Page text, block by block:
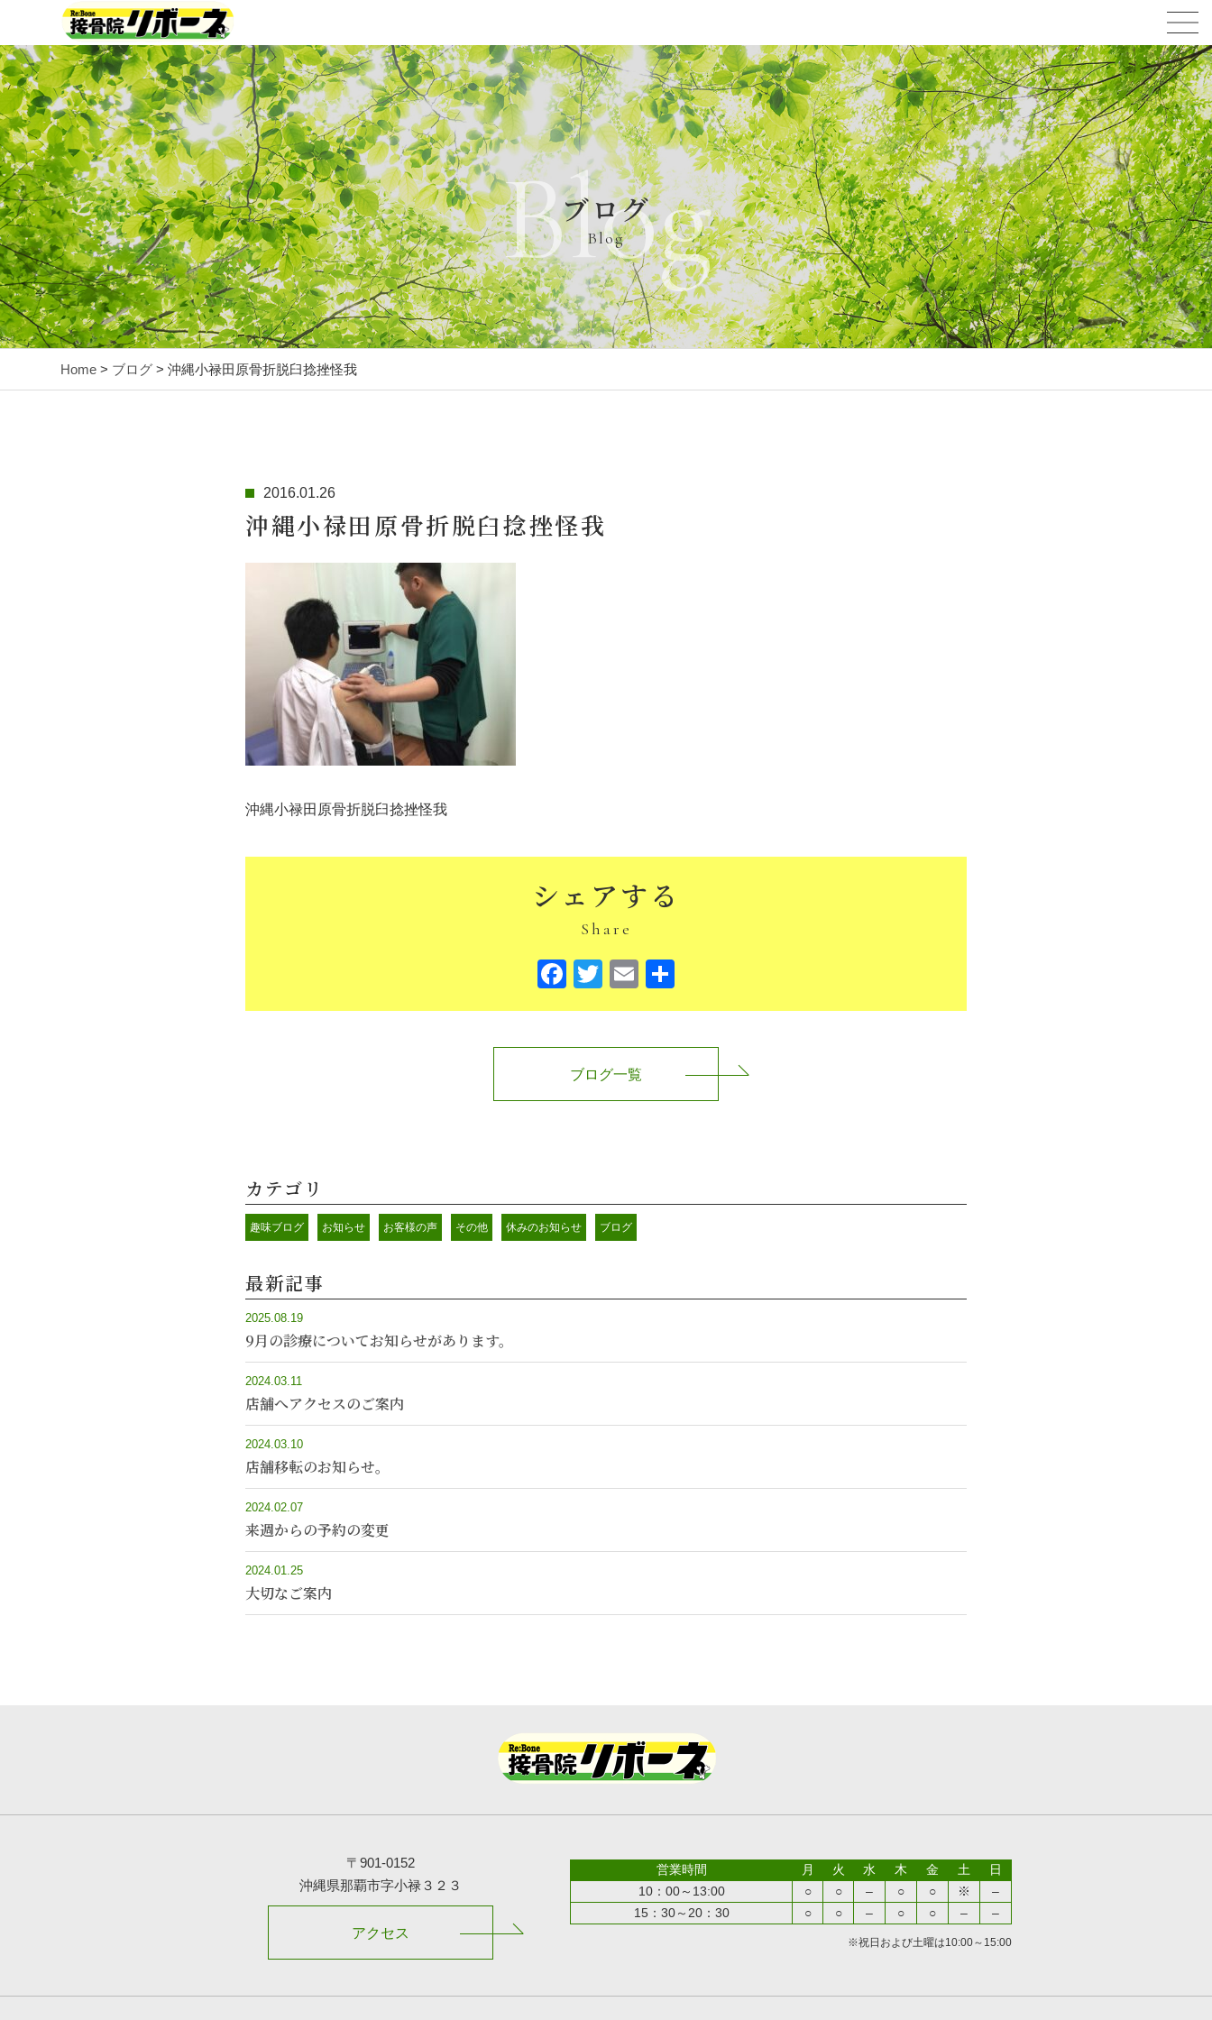
ブログ
Blog
Blog
Home > ブログ > 沖縄小禄田原骨折脱臼捻挫怪我
2016.01.26
沖縄小禄田原骨折脱臼捻挫怪我
沖縄小禄田原骨折脱臼捻挫怪我
シェアする
Share
Facebook
TwitterEmail
有
ブログ一覧
カテゴリ
趣味ブログ お知らせ お客様の声 その他 休みのお知らせ ブログ
最新記事
2025.08.19
9月の診療についてお知らせがあります。
2024.03.11
店舗へアクセスのご案内
2024.03.10
店舗移転のお知らせ。
2024.02.07
来週からの予約の変更
2024.01.25
大切なご案内
〒901-0152
沖縄県那覇市字小禄３２３
アクセス
営業時間 月 火 水 木 金 土
日
10：00～13:00
○ ○ – ○ ○ ※
–
15：30～20：30
○ ○ – ○ ○ – –
※祝日および土曜は10:00～15:00